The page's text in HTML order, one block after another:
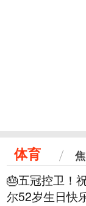
体育
🎂五冠控卫！
尔52岁生日快